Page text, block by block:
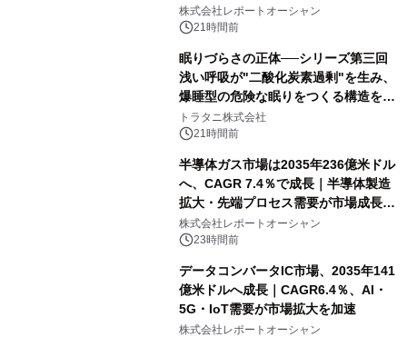
牽引
株式会社レポートオーシャン
21時間前
眠りづらさの正体──シリーズ第三回
浅い呼吸が"二酸化炭素過剰"を生み、
爆睡型の危険な眠りをつくる構造を解
説
トラタニ株式会社
21時間前
半導体ガス市場は2035年236億米ドル
へ、CAGR 7.4％で成長｜半導体製造
拡大・先端プロセス需要が市場成長を
加速
株式会社レポートオーシャン
23時間前
データコンバータIC市場、2035年141
億米ドルへ成長｜CAGR6.4％、AI・
5G・IoT需要が市場拡大を加速
株式会社レポートオーシャン